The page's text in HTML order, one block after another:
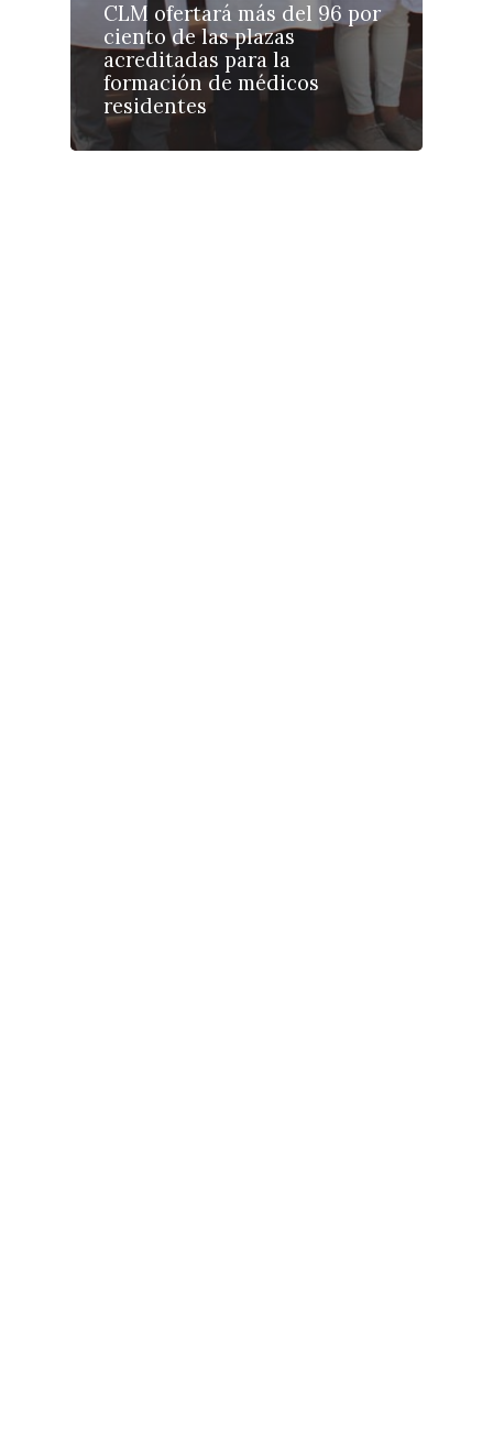
CLM ofertará más del 96 por
ciento de las plazas
acreditadas para la
formación de médicos
residentes